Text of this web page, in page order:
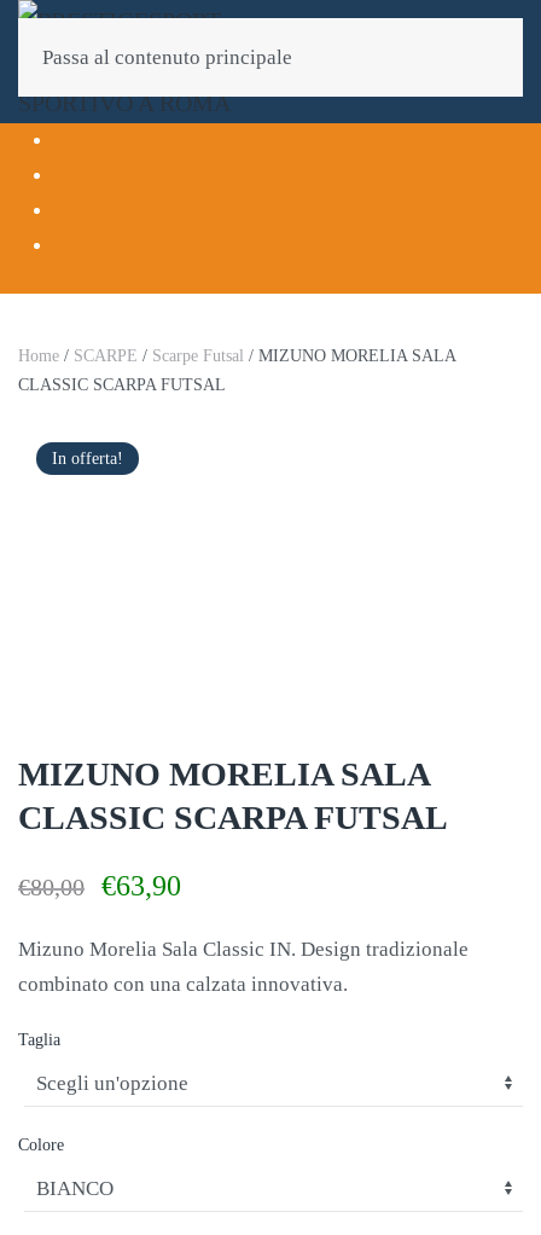
Passa al contenuto principale
Home / SCARPE / Scarpe Futsal / MIZUNO MORELIA SALA
CLASSIC SCARPA FUTSAL
In offerta!
MIZUNO MORELIA SALA
CLASSIC SCARPA FUTSAL
€80,00
originale
€80,00.
€63,90
attuale
€63,90.
Mizuno Morelia Sala Classic IN. Design tradizionale
combinato con una calzata innovativa.
Taglia
Colore